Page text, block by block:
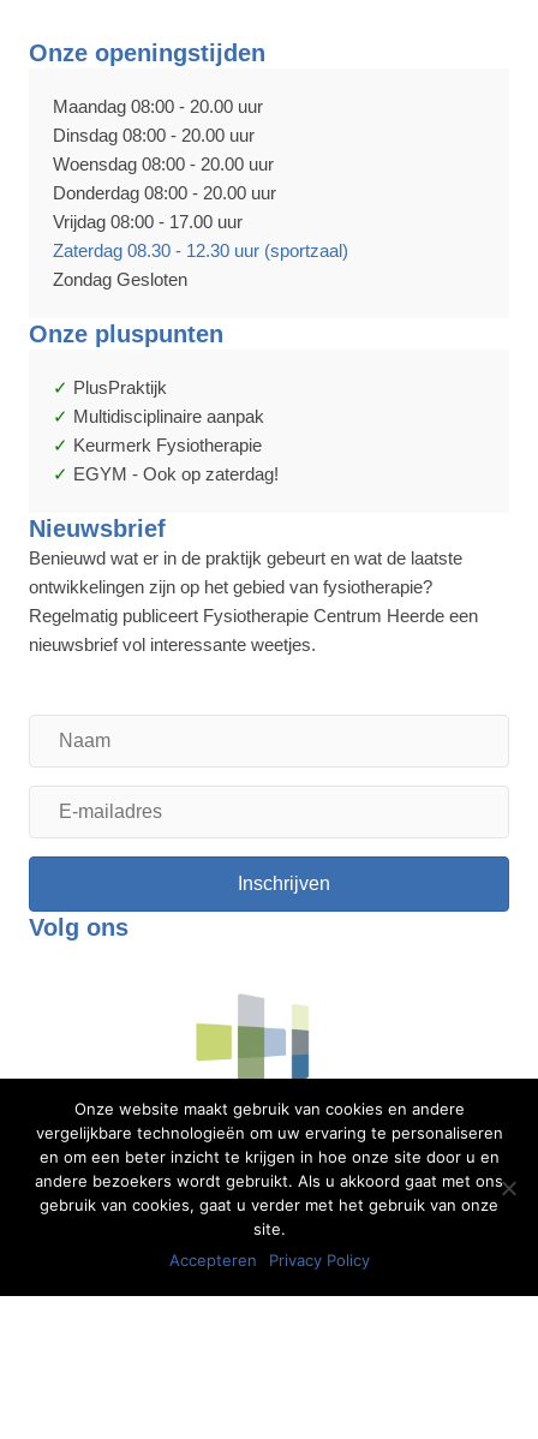
Onze openingstijden
Maandag 08:00 - 20.00 uur
Dinsdag 08:00 - 20.00 uur
Woensdag 08:00 - 20.00 uur
Donderdag 08:00 - 20.00 uur
Vrijdag 08:00 - 17.00 uur
Zaterdag 08.30 - 12.30 uur (sportzaal)
Zondag Gesloten
Onze pluspunten
PlusPraktijk
Multidisciplinaire aanpak
Keurmerk Fysiotherapie
EGYM - Ook op zaterdag!
Nieuwsbrief
Benieuwd wat er in de praktijk gebeurt en wat de laatste
ontwikkelingen zijn op het gebied van fysiotherapie?
Regelmatig publiceert Fysiotherapie Centrum Heerde een
nieuwsbrief vol interessante weetjes.
Inschrijven
Volg ons
Onze website maakt gebruik van cookies en andere
vergelijkbare technologieën om uw ervaring te personaliseren
en om een beter inzicht te krijgen in hoe onze site door u en
andere bezoekers wordt gebruikt. Als u akkoord gaat met ons
gebruik van cookies, gaat u verder met het gebruik van onze
site.
Accepteren
Privacy Policy